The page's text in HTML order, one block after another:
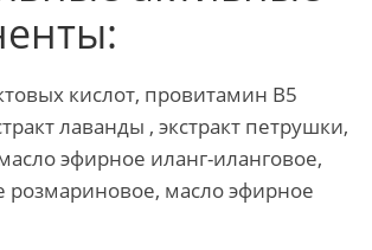
кислот, провитамин В5
лаванды , экстракт петрушки,
эфирное иланг-иланговое,
розмариновое, масло эфирное